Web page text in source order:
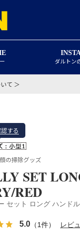
ダルトン
て ＞
する
の掃除グッズ
SET
RED
セット ロング ハンドル
5.0 （1件） レビ